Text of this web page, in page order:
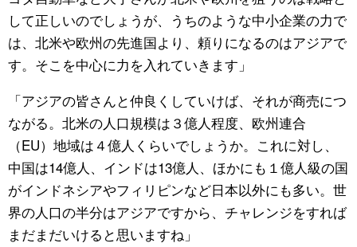
して正しいのでしょうが、うちのような中小企業の力で
は、北米や欧州の先進国より、頼りになるのはアジアで
す。そこを中心に力を入れていきます」
「アジアの皆さんと仲良くしていけば、それが商売につ
ながる。北米の人口規模は３億人程度、欧州連合
（EU）地域は４億人くらいでしょうか。これに対し、
中国は14億人、インドは13億人、ほかにも１億人級の国
がインドネシアやフィリピンなど日本以外にも多い。世
界の人口の半分はアジアですから、チャレンジをすれば
まだまだいけると思いますね」